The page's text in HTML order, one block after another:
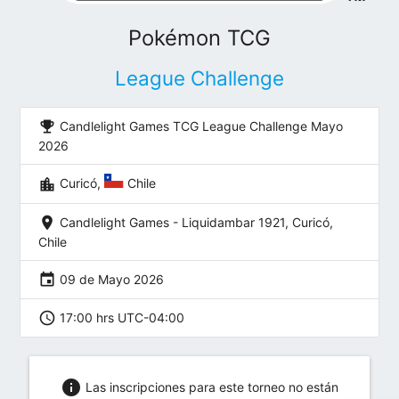
Pokémon TCG
League Challenge
emoji_events Candlelight Games TCG League Challenge Mayo
2026
location_city Curicó, Chile
location_on Candlelight Games - Liquidambar 1921, Curicó,
Chile
event 09 de Mayo 2026
schedule 17:00 hrs UTC-04:00
info Las inscripciones para este torneo no están